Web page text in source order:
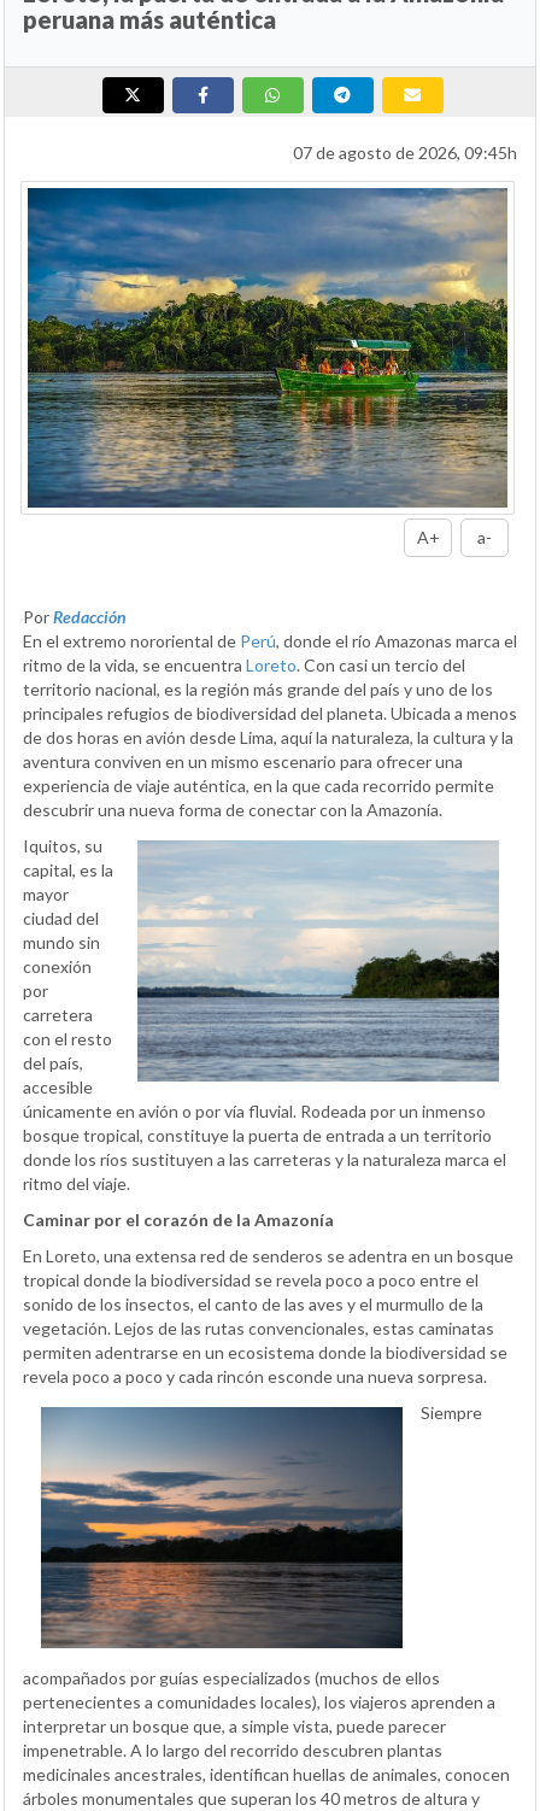
peruana más auténtica
07 de agosto de 2026, 09:45h
A+ a-
PorRedacción
En el extremo nororiental de Perú, donde el río Amazonas marca el
ritmo de la vida, se encuentra Loreto. Con casi un tercio del
territorio nacional, es la región más grande del país y uno de los
principales refugios de biodiversidad del planeta. Ubicada a menos
de dos horas en avión desde Lima, aquí la naturaleza, la cultura y la
aventura conviven en un mismo escenario para ofrecer una
experiencia de viaje auténtica, en la que cada recorrido permite
descubrir una nueva forma de conectar con la Amazonía.
Iquitos, su
capital, es la
mayor
ciudad del
mundo sin
conexión
por
carretera
con el resto
del país,
accesible
únicamente en avión o por vía fluvial. Rodeada por un inmenso
bosque tropical, constituye la puerta de entrada a un territorio
donde los ríos sustituyen a las carreteras y la naturaleza marca el
ritmo del viaje.
Caminar por el corazón de la Amazonía
En Loreto, una extensa red de senderos se adentra en un bosque
tropical donde la biodiversidad se revela poco a poco entre el
sonido de los insectos, el canto de las aves y el murmullo de la
vegetación. Lejos de las rutas convencionales, estas caminatas
permiten adentrarse en un ecosistema donde la biodiversidad se
revela poco a poco y cada rincón esconde una nueva sorpresa.
Siempre
acompañados por guías especializados (muchos de ellos
pertenecientes a comunidades locales), los viajeros aprenden a
interpretar un bosque que, a simple vista, puede parecer
impenetrable. A lo largo del recorrido descubren plantas
medicinales ancestrales, identifican huellas de animales, conocen
árboles monumentales que superan los 40 metros de altura y